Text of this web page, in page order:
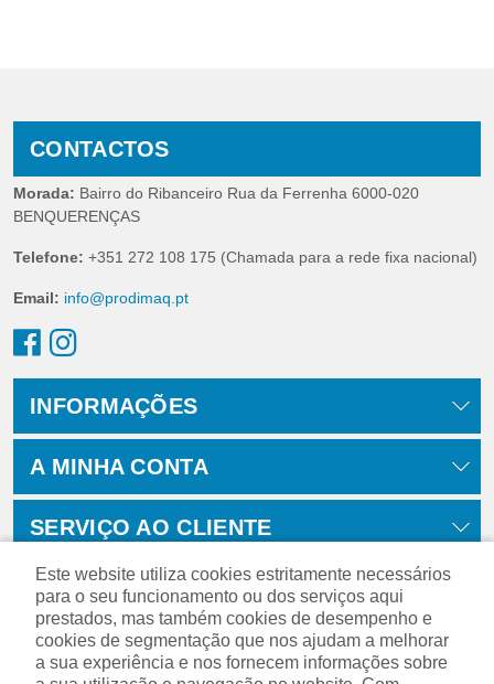
CONTACTOS
Morada: Bairro do Ribanceiro Rua da Ferrenha 6000-020
BENQUERENÇAS
Telefone: +351 272 108 175 (Chamada para a rede fixa nacional)
Email: info@prodimaq.pt
INFORMAÇÕES
A MINHA CONTA
SERVIÇO AO CLIENTE
Este website utiliza cookies estritamente necessários
para o seu funcionamento ou dos serviços aqui
prestados, mas também cookies de desempenho e
cookies de segmentação que nos ajudam a melhorar
a sua experiência e nos fornecem informações sobre